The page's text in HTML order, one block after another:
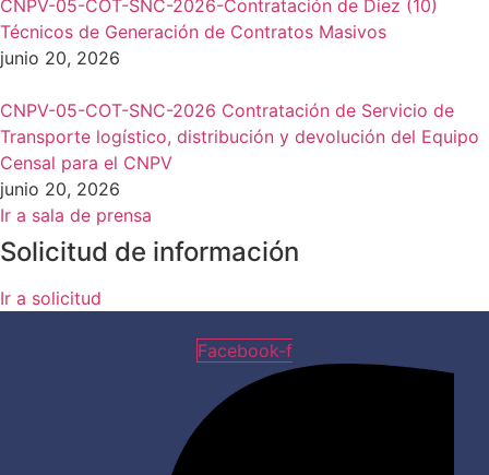
CNPV-05-COT-SNC-2026-Contratación de Diez (10)
Técnicos de Generación de Contratos Masivos
junio 20, 2026
CNPV-05-COT-SNC-2026 Contratación de Servicio de
Transporte logístico, distribución y devolución del Equipo
Censal para el CNPV
junio 20, 2026
Ir a sala de prensa
Solicitud de información
Ir a solicitud
Facebook-f